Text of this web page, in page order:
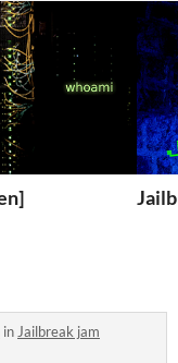
inJailbreak jam